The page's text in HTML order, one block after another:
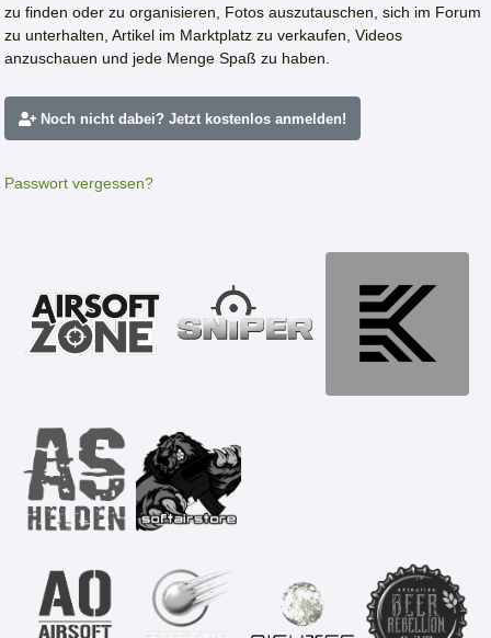
zu finden oder zu organisieren, Fotos auszutauschen, sich im Forum
zu unterhalten, Artikel im Marktplatz zu verkaufen, Videos
anzuschauen und jede Menge Spaß zu haben.
Noch nicht dabei? Jetzt kostenlos anmelden!
Passwort vergessen?